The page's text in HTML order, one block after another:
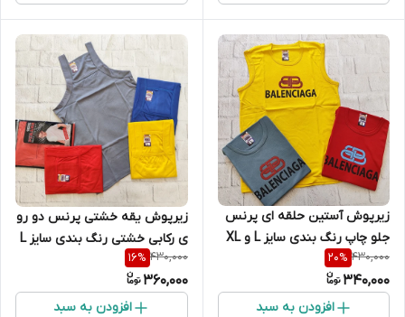
زیرپوش آستین حلقه ای پرنس
جلو چاپ رنگ بندی سایز L و XL
430,000
20%
340,000
افزودن به سبد
زیرپوش یقه خشتی پرنس دو رو
ی رکابی خشتی رنگ بندی سایز L
و XL
430,000
16%
360,000
افزودن به سبد